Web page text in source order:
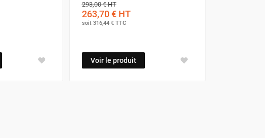
293,00 €HT
263,70 €HT
soit 316,44 €TTC
Voir le produit